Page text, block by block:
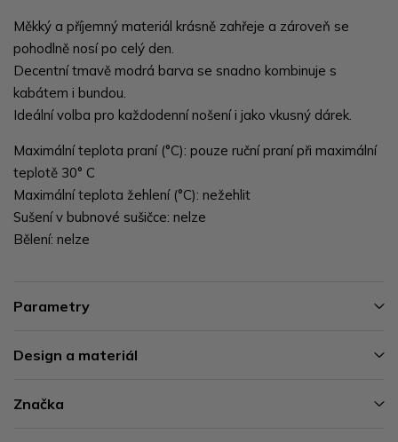
Měkký a příjemný materiál krásně zahřeje a zároveň se
pohodlně nosí po celý den.
Decentní tmavě modrá barva se snadno kombinuje s
kabátem i bundou.
Ideální volba pro každodenní nošení i jako vkusný dárek.
Maximální teplota praní (°C): pouze ruční praní při maximální
teplotě 30° C
Maximální teplota žehlení (°C): nežehlit
Sušení v bubnové sušičce: nelze
Bělení: nelze
Parametry
Design a materiál
Značka